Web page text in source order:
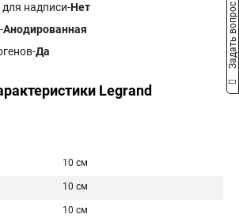
надписи-Нет
Анодированная
Да
Legrand
10 см
10 см
10 см
Задать вопрос